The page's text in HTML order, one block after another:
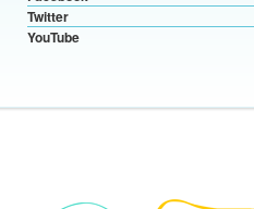
Twitter
YouTube